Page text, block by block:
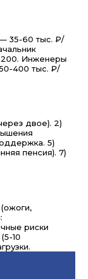
35-60 тыс. ₽/
200. Инженеры
400 тыс. ₽/
двое). 2)
5)
пенсия). 7)
риски
10